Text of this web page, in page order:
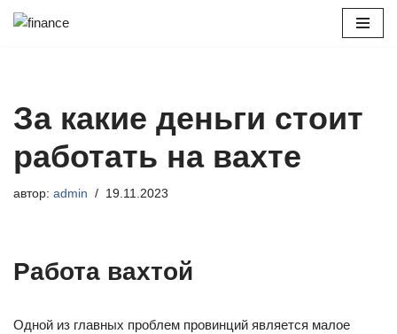
За какие деньги стоит
работать на вахте
автор: admin 19.11.2023
Работа вахтой
Одной из главных проблем провинций является малое